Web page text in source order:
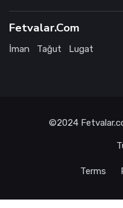
Fetvalar.Com
İman Tağut Lugat
©2024
Terms